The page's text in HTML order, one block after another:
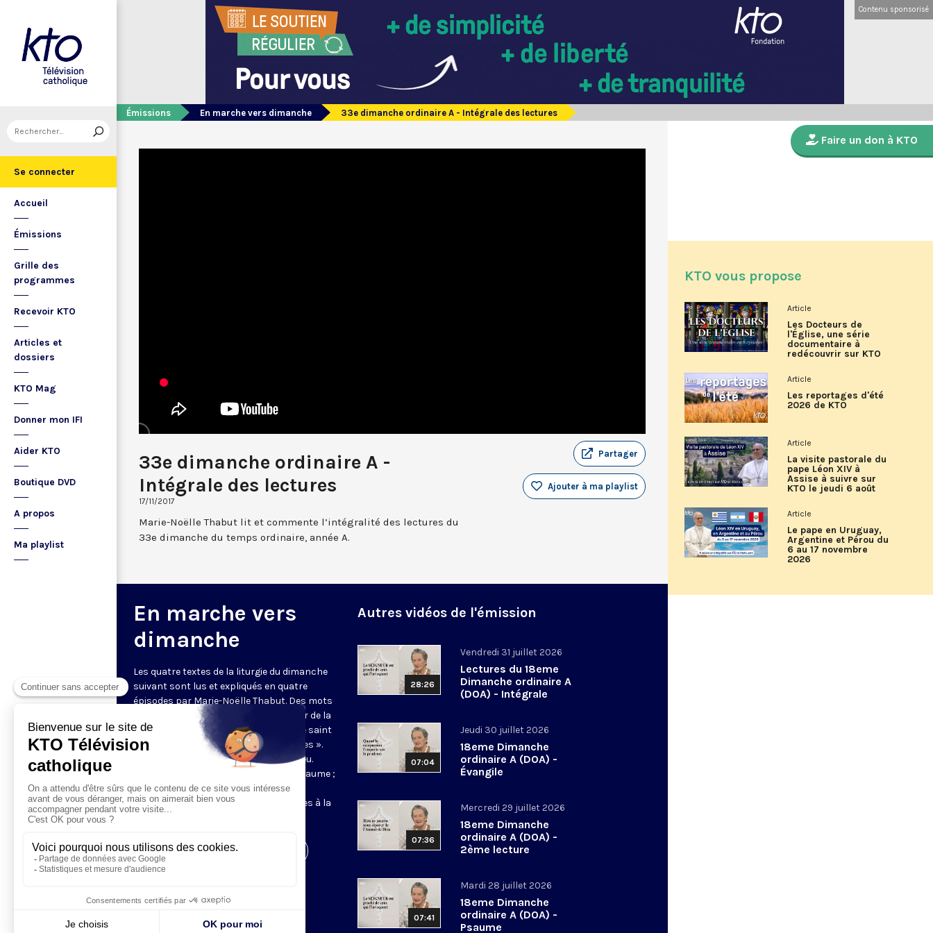
Se connecter
Accueil
Émissions
Grille des
programmes
Recevoir KTO
Articles et
dossiers
KTO Mag
Donner mon IFI
Aider KTO
Boutique DVD
A propos
Ma playlist
Contenu sponsorisé
Émissions En marche vers dimanche 33e dimanche ordinaire A - Intégrale des lectures
33e dimanche ordinaire A -
Intégrale des lectures
17/11/2017
Partager
Ajouter à ma playlist
Marie-Noëlle Thabut lit et commente l’intégralité des lectures du
33e dimanche du temps ordinaire, année A.
En marche vers
dimanche
Les quatre textes de la liturgie du dimanche
suivant sont lus et expliqués en quatre
épisodes par Marie-Noëlle Thabut. Des mots
simples et lumineux pour aller au cœur de la
Révélation biblique, entrer dans ce que saint
Luc appelle « l’intelligence des Écritures ».
Chaque jour, vivez avec la Parole de Dieu.
Lundi, la première lecture ; mardi, le psaume ;
mercredi, la deuxième lecture ; jeudi,
l’Évangile ; vendredi, les quatre épisodes à la
Visiter la page de l'émission
Autres vidéos de l'émission
28:26
Vendredi 31 juillet 2026
Lectures du 18eme
Dimanche ordinaire A
(DOA) - Intégrale
07:04
Jeudi 30 juillet 2026
18eme Dimanche
ordinaire A (DOA) -
Évangile
07:36
Mercredi 29 juillet 2026
18eme Dimanche
ordinaire A (DOA) -
2ème lecture
07:41
Mardi 28 juillet 2026
18eme Dimanche
ordinaire A (DOA) -
Psaume
Faire un don à KTO
KTO vous propose
Article
Les Docteurs de
l'Église, une série
documentaire à
redécouvrir sur KTO
Article
Les reportages d'été
2026 de KTO
Article
La visite pastorale du
pape Léon XIV à
Assise à suivre sur
KTO le jeudi 6 août
Article
Le pape en Uruguay,
Argentine et Pérou du
6 au 17 novembre
2026